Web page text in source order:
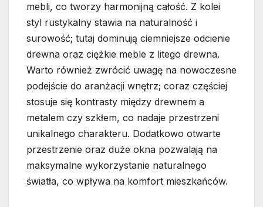
mebli, co tworzy harmonijną całość. Z kolei
styl rustykalny stawia na naturalność i
surowość; tutaj dominują ciemniejsze odcienie
drewna oraz ciężkie meble z litego drewna.
Warto również zwrócić uwagę na nowoczesne
podejście do aranżacji wnętrz; coraz częściej
stosuje się kontrasty między drewnem a
metalem czy szkłem, co nadaje przestrzeni
unikalnego charakteru. Dodatkowo otwarte
przestrzenie oraz duże okna pozwalają na
maksymalne wykorzystanie naturalnego
światła, co wpływa na komfort mieszkańców.